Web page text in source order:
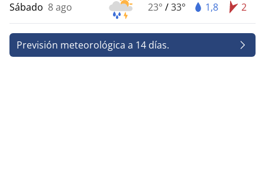
Sábado 8 ago 23° /33° 1,8 2
Previsión meteorológica a 14 días.